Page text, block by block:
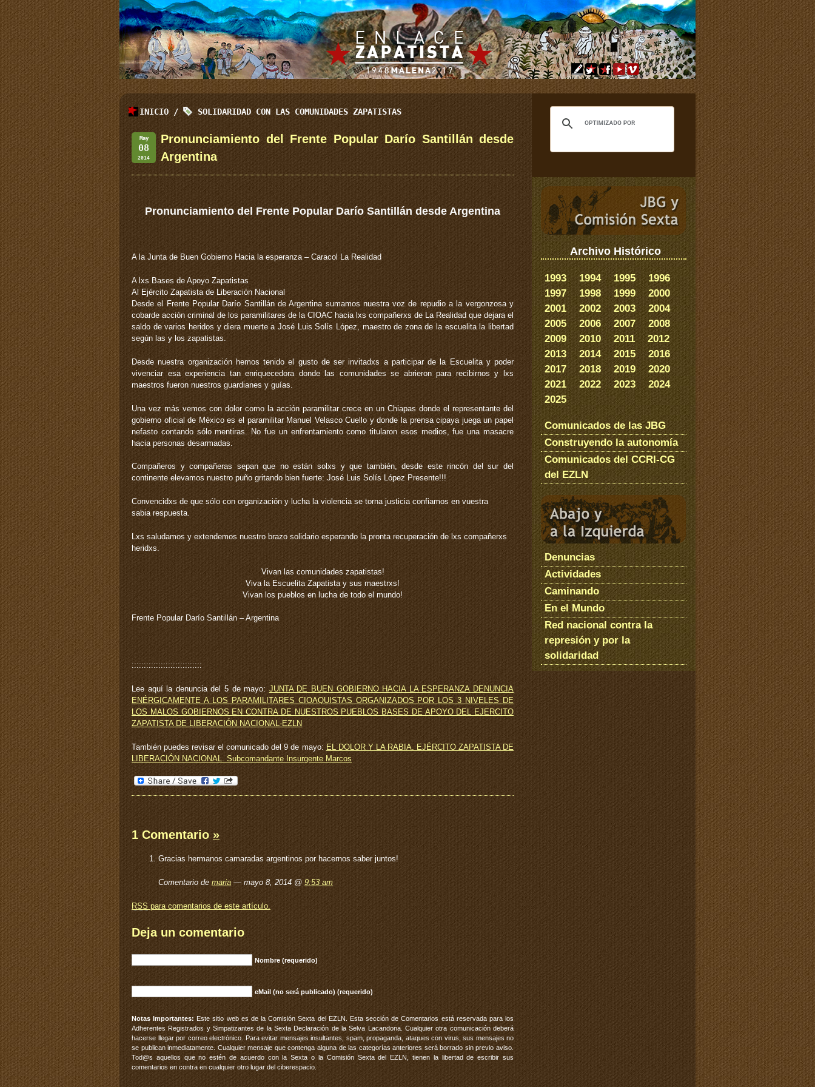
INICIO / SOLIDARIDAD CON LAS COMUNIDADES ZAPATISTAS
May
08
2014
Pronunciamiento del Frente Popular Darío Santillán desde
Argentina
Pronunciamiento del Frente Popular Darío Santillán desde Argentina
A la Junta de Buen Gobierno Hacia la esperanza – Caracol La Realidad
A lxs Bases de Apoyo Zapatistas
Al Ejército Zapatista de Liberación Nacional
Desde el Frente Popular Darío Santillán de Argentina sumamos nuestra voz de repudio a la vergonzosa y
cobarde acción criminal de los paramilitares de la CIOAC hacia lxs compañerxs de La Realidad que dejara el
saldo de varios heridos y diera muerte a José Luis Solís López, maestro de zona de la escuelita la libertad
según las y los zapatistas.
Desde nuestra organización hemos tenido el gusto de ser invitadxs a participar de la Escuelita y poder
vivenciar esa experiencia tan enriquecedora donde las comunidades se abrieron para recibirnos y lxs
maestros fueron nuestros guardianes y guías.
Una vez más vemos con dolor como la acción paramilitar crece en un Chiapas donde el representante del
gobierno oficial de México es el paramilitar Manuel Velasco Cuello y donde la prensa cipaya juega un papel
nefasto contando sólo mentiras. No fue un enfrentamiento como titularon esos medios, fue una masacre
hacia personas desarmadas.
Compañeros y compañeras sepan que no están solxs y que también, desde este rincón del sur del
continente elevamos nuestro puño gritando bien fuerte: José Luis Solís López Presente!!!
Convencidxs de que sólo con organización y lucha la violencia se torna justicia confiamos en vuestra
sabia respuesta.
Lxs saludamos y extendemos nuestro brazo solidario esperando la pronta recuperación de lxs compañerxs
heridxs.
Vivan las comunidades zapatistas!
Viva la Escuelita Zapatista y sus maestrxs!
Vivan los pueblos en lucha de todo el mundo!
Frente Popular Darío Santillán – Argentina
:::::::::::::::::::::::::::::
Lee aquí la denuncia del 5 de mayo: JUNTA DE BUEN GOBIERNO HACIA LA ESPERANZA DENUNCIA
ENÉRGICAMENTE A LOS PARAMILITARES CIOAQUISTAS ORGANIZADOS POR LOS 3 NIVELES DE
LOS MALOS GOBIERNOS EN CONTRA DE NUESTROS PUEBLOS BASES DE APOYO DEL EJERCITO
ZAPATISTA DE LIBERACIÓN NACIONAL-EZLN
También puedes revisar el comunicado del 9 de mayo: EL DOLOR Y LA RABIA. EJÉRCITO ZAPATISTA DE
LIBERACIÓN NACIONAL. Subcomandante Insurgente Marcos
1 Comentario »
Gracias hermanos camaradas argentinos por hacernos saber juntos!
Comentario de maria — mayo 8, 2014 @ 9:53 am
RSS para comentarios de este artículo.
Deja un comentario
Nombre (requerido)
eMail (no será publicado) (requerido)
Notas Importantes: Este sitio web es de la Comisión Sexta del EZLN. Esta sección de Comentarios está reservada para los
Adherentes Registrados y Simpatizantes de la Sexta Declaración de la Selva Lacandona. Cualquier otra comunicación deberá
hacerse llegar por correo electrónico. Para evitar mensajes insultantes, spam, propaganda, ataques con virus, sus mensajes no
se publican inmediatamente. Cualquier mensaje que contenga alguna de las categorías anteriores será borrado sin previo aviso.
Tod@s aquellos que no estén de acuerdo con la Sexta o la Comisión Sexta del EZLN, tienen la libertad de escribir sus
comentarios en contra en cualquier otro lugar del ciberespacio.
Archivo Histórico
1993 1994 1995
1996
1997
1998 1999
2000
2001
2002 2003
2004
2005
2006 2007
2008
2009
2010 2011
2012
2013
2014 2015
2016
2017
2018 2019
2020
2021
2022 2023
2024
2025
Comunicados de las JBG
Construyendo la autonomía
Comunicados del CCRI-CG
del EZLN
Denuncias
Actividades
Caminando
En el Mundo
Red nacional contra la
represión y por la
solidaridad